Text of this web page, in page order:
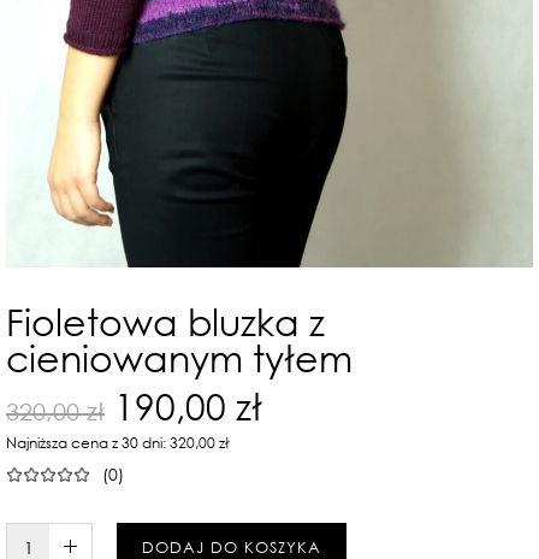
Fioletowa bluzka z
cieniowanym tyłem
320,00 zł 190,00 zł
Najniższa cena z 30 dni: 320,00 zł
(0)
W KOSZYKU :)DODAJ DO KOSZYKA